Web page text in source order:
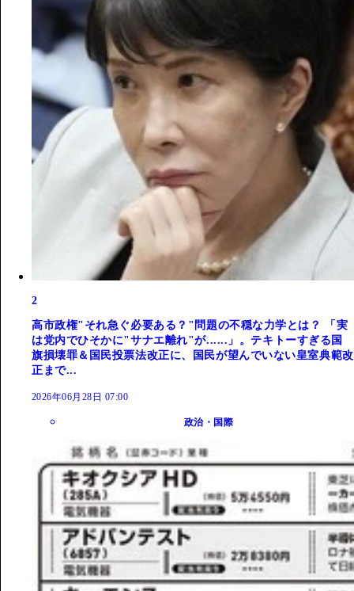
2
高市政権"それ急ぐ必要ある？"問題の不穏な力学とは？ 「実
は党内でひそかに"サナエ離れ"が......」。テキトーすぎる国
旗損壊罪＆国民投票法改正に、国民が望んでいない皇室典範改
正まで...
2026年06月28日 07:00
政治・国際